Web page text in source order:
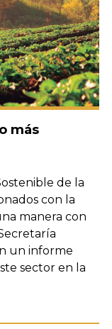
más
de la
con la
manera con
un informe
sector en la